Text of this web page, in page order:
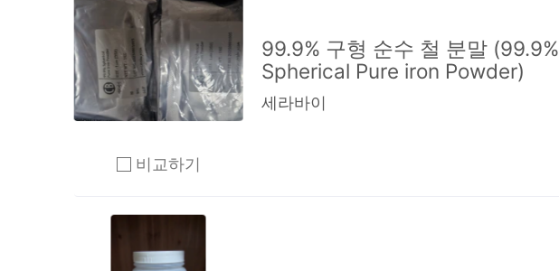
2개 이상 체크 후 비교하기 클릭
비교하기
99.9% 구형 순수 철 분말 (99.9%
Spherical Pure iron Powder)
세라바이